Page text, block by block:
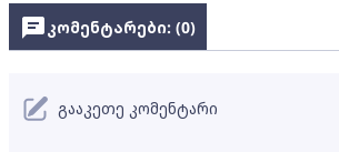
კომენტარები: (0)
გააკეთე კომენტარი